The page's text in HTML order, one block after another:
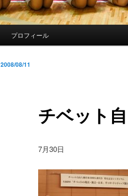
プロフィール
チベット
2008/08/11
7月30日